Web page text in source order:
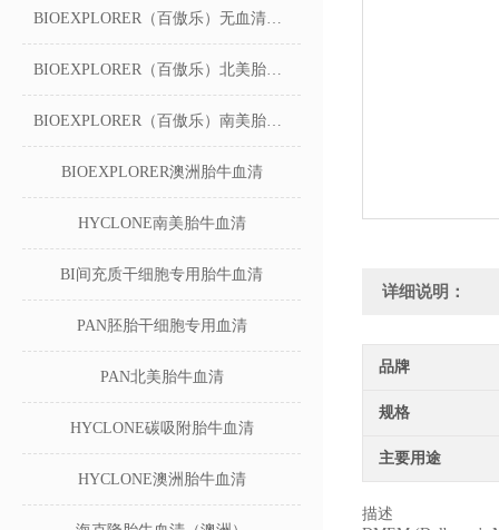
BIOEXPLORER（百傲乐）无血清冻存液
BIOEXPLORER（百傲乐）北美胎牛血清
BIOEXPLORER（百傲乐）南美胎牛血清
BIOEXPLORER澳洲胎牛血清
HYCLONE南美胎牛血清
BI间充质干细胞专用胎牛血清
PAN胚胎干细胞专用血清
PAN北美胎牛血清
HYCLONE碳吸附胎牛血清
HYCLONE澳洲胎牛血清
详细说明：
品牌
规格
主要用途
描述